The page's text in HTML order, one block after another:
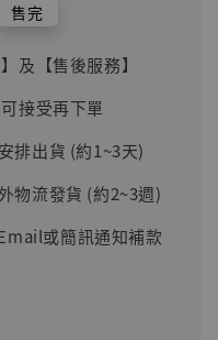
售完
及【售後服務】
接受再下單
排出貨 (約1~3天)
物流發貨 (約2~3週)
或簡訊通知補款